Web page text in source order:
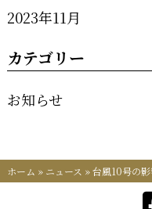
2023年11月
カテゴリー
お知らせ
ホーム » ニュース »台風10号の